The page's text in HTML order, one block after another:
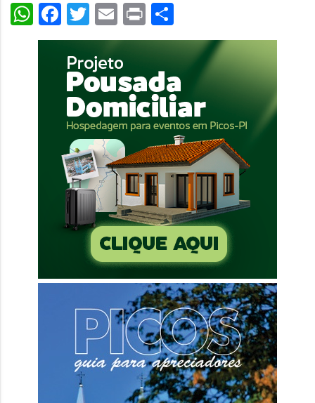
WhatsApp
Facebook
Twitter
Email
PrintShare